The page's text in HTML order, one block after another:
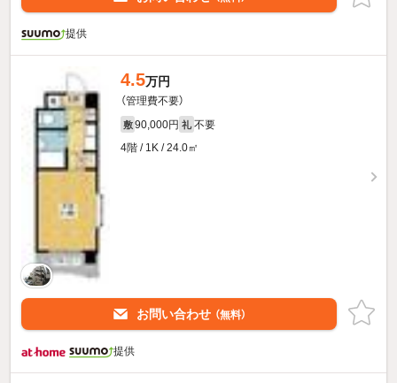
提供
4.5万円
（管理費不要）
敷 90,000円 礼 不要
4階 / 1K / 24.0㎡
お問い合わせ （無料）
提供